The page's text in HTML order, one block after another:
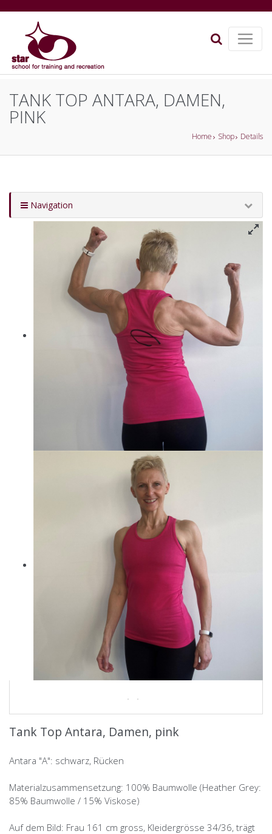
TANK TOP ANTARA, DAMEN,
PINK
Home Shop Details
Navigation
Tank Top Antara, Damen, pink
Antara "A": schwarz, Rücken
Materialzusammensetzung: 100% Baumwolle (Heather Grey:
85% Baumwolle / 15% Viskose)
Auf dem Bild: Frau 161 cm gross, Kleidergrösse 34/36, trägt